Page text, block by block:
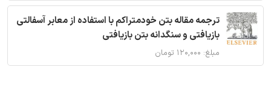
ترجمه مقاله بتن خودمتراکم با استفاده از معابر آسفالتی
بازیافتی و سنگدانه بتن بازیافتی
مبلغ: ۱۲۰,۰۰۰ تومان